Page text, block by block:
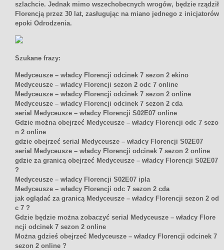
szlachcie. Jednak mimo wszechobecnych wrogów, będzie rządził
Florencją przez 30 lat, zasługując na miano jednego z inicjatorów
epoki Odrodzenia.
Szukane frazy:
Medyceusze – władcy Florencji odcinek 7 sezon 2 ekino
Medyceusze – władcy Florencji sezon 2 odc 7 online
Medyceusze – władcy Florencji odcinek 7 sezon 2 online
Medyceusze – władcy Florencji odcinek 7 sezon 2 cda
serial Medyceusze – władcy Florencji S02E07 online
Gdzie można obejrzeć Medyceusze – władcy Florencji odc 7 sezo
n 2 online
gdzie obejrzeć serial Medyceusze – władcy Florencji S02E07
serial Medyceusze – władcy Florencji odcinek 7 sezon 2 online
gdzie za granicą obejrzeć Medyceusze – władcy Florencji S02E07
?
Medyceusze – władcy Florencji S02E07 ipla
Medyceusze – władcy Florencji odc 7 sezon 2 cda
jak oglądać za granicą Medyceusze – władcy Florencji sezon 2 od
c 7 ?
Gdzie będzie można zobaczyć serial Medyceusze – władcy Flore
ncji odcinek 7 sezon 2 online
Można gdzieś obejrzeć Medyceusze – władcy Florencji odcinek 7
sezon 2 online ?